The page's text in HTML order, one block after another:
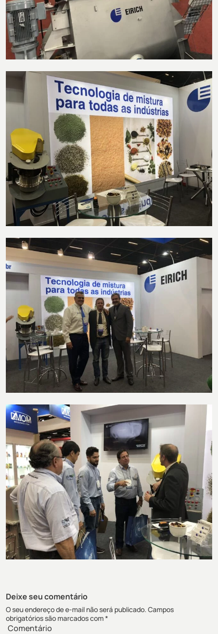
Deixe seu comentário
O seu endereço de e-mail não será publicado. Campos
obrigatórios são marcados com*
Comentário